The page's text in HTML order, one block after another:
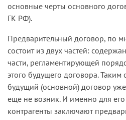
основные черты основного
ГК РФ).
Предварительный договор, по
состоит из двух частей:
части, регламентирующей
этого будущего договора. Таким
будущий (основной) договор
еще не возник. И именно для
контрагенты заключают